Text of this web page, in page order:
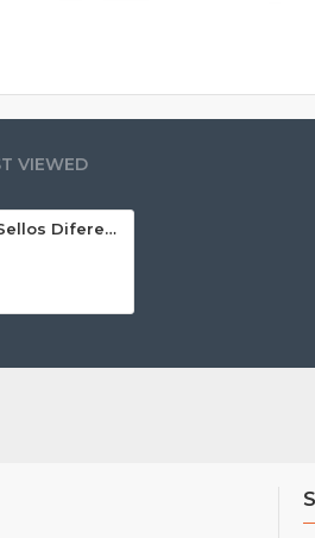
VIEWED
Alto Volta 500 Sellos Diferentes